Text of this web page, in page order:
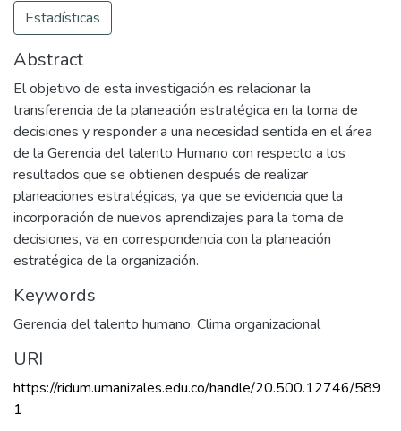
Estadísticas
Abstract
El objetivo de esta investigación es relacionar la
transferencia de la planeación estratégica en la toma de
decisiones y responder a una necesidad sentida en el área
de la Gerencia del talento Humano con respecto a los
resultados que se obtienen después de realizar
planeaciones estratégicas, ya que se evidencia que la
incorporación de nuevos aprendizajes para la toma de
decisiones, va en correspondencia con la planeación
estratégica de la organización.
Keywords
Gerencia del talento humano, Clima organizacional
URI
https://ridum.umanizales.edu.co/handle/20.500.12746/589
1